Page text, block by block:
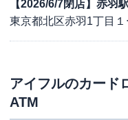
【2026/6/7閉店】赤羽
東京都北区赤羽1丁目
アイフルのカード
ATM